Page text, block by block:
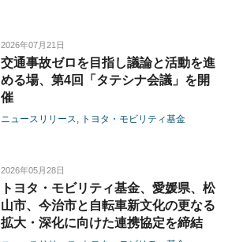
2026年07月21日
交通事故ゼロを目指し議論と活動を進
める場、第4回「タテシナ会議」を開
催
ニュースリリース トヨタ・モビリティ基金
2026年05月28日
トヨタ・モビリティ基金、愛媛県、松
山市、今治市と自転車新文化の更なる
拡大・深化に向けた連携協定を締結